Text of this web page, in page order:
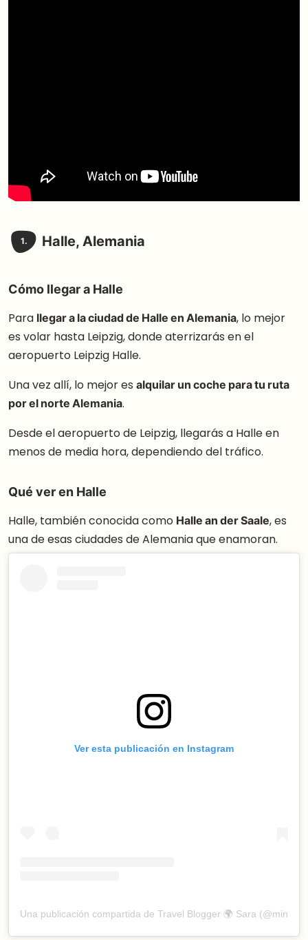
1. Halle, Alemania
Cómo llegar a Halle
Para llegar a la ciudad de Halle en Alemania, lo mejor
es volar hasta Leipzig, donde aterrizarás en el
aeropuerto Leipzig Halle.
Una vez allí, lo mejor es alquilar un coche para tu ruta
por el norte Alemania.
Desde el aeropuerto de Leipzig, llegarás a Halle en
menos de media hora, dependiendo del tráfico.
Qué ver en Halle
Halle, también conocida como Halle an der Saale, es
una de esas ciudades de Alemania que enamoran.
Ver esta publicación en Instagram
Una publicación compartida de Travel Blogger 🌍 Sara